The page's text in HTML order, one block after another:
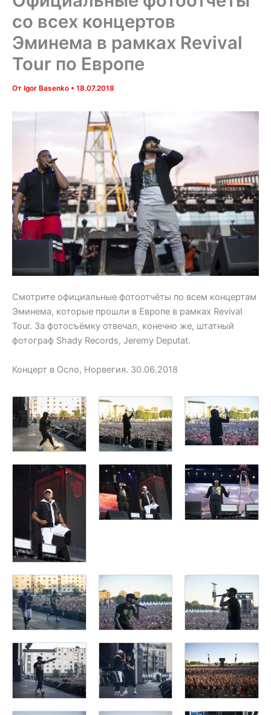
со всех концертов
Эминема в рамках Revival
Tour по Европе
От Igor Basenko • 18.07.2018
Смотрите официальные фотоотчёты по всем концертам
Эминема, которые прошли в Европе в рамках Revival
Tour. За фотосъёмку отвечал, конечно же, штатный
фотограф Shady Records, Jeremy Deputat.
Концерт в Осло, Норвегия. 30.06.2018